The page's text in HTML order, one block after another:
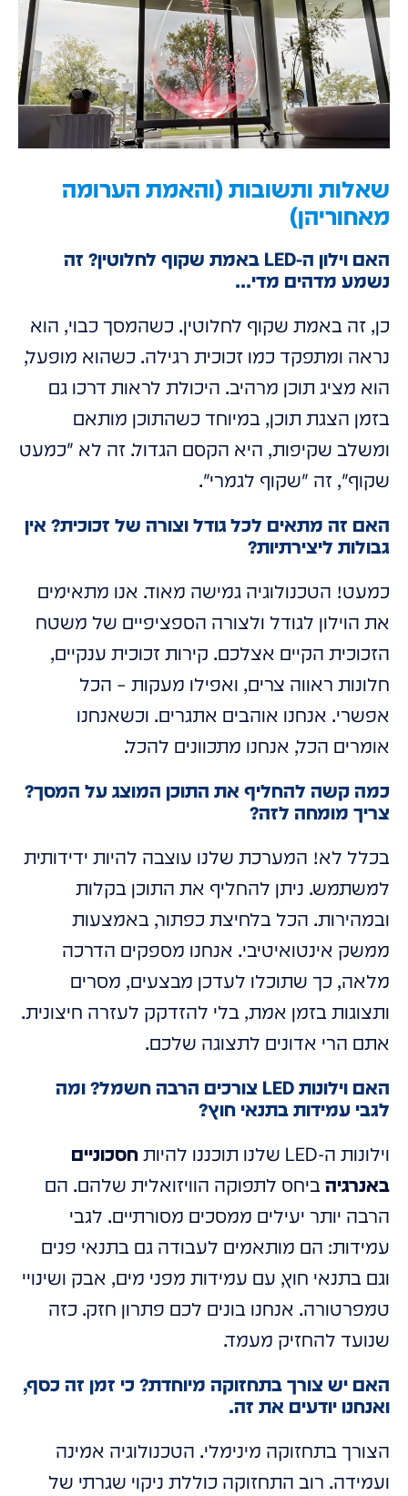
שאלות ותשובות (והאמת הערומה
מאחוריהן)
האם וילון ה-LED באמת שקוף לחלוטין? זה
נשמע מדהים מדי...
כן, זה באמת שקוף לחלוטין. כשהמסך כבוי, הוא
נראה ומתפקד כמו זכוכית רגילה. כשהוא מופעל,
הוא מציג תוכן מרהיב. היכולת לראות דרכו גם
בזמן הצגת תוכן, במיוחד כשהתוכן מותאם
ומשלב שקיפות, היא הקסם הגדול. זה לא "כמעט
שקוף", זה "שקוף לגמרי".
האם זה מתאים לכל גודל וצורה של זכוכית? אין
גבולות ליצירתיות?
כמעט! הטכנולוגיה גמישה מאוד. אנו מתאימים
את הוילון לגודל ולצורה הספציפיים של משטח
הזכוכית הקיים אצלכם. קירות זכוכית ענקיים,
חלונות ראווה צרים, ואפילו מעקות – הכל
אפשרי. אנחנו אוהבים אתגרים. וכשאנחנו
אומרים הכל, אנחנו מתכוונים להכל.
כמה קשה להחליף את התוכן המוצג על המסך?
צריך מומחה לזה?
בכלל לא! המערכת שלנו עוצבה להיות ידידותית
למשתמש. ניתן להחליף את התוכן בקלות
ובמהירות. הכל בלחיצת כפתור, באמצעות
ממשק אינטואיטיבי. אנחנו מספקים הדרכה
מלאה, כך שתוכלו לעדכן מבצעים, מסרים
ותצוגות בזמן אמת, בלי להזדקק לעזרה חיצונית.
אתם הרי אדונים לתצוגה שלכם.
האם וילונות LED צורכים הרבה חשמל? ומה
לגבי עמידות בתנאי חוץ?
וילונות ה-LED שלנו תוכננו להיות
חסכוניים
באנרגיה ביחס לתפוקה הוויזואלית שלהם. הם
הרבה יותר יעילים ממסכים מסורתיים. לגבי
עמידות: הם מותאמים לעבודה גם בתנאי פנים
וגם בתנאי חוץ, עם עמידות מפני מים, אבק ושינויי
טמפרטורה. אנחנו בונים לכם פתרון חזק. כזה
שנועד להחזיק מעמד.
האם יש צורך בתחזוקה מיוחדת? כי זמן זה כסף,
ואנחנו יודעים את זה.
הצורך בתחזוקה מינימלי. הטכנולוגיה אמינה
ועמידה. רוב התחזוקה כוללת ניקוי שגרתי של